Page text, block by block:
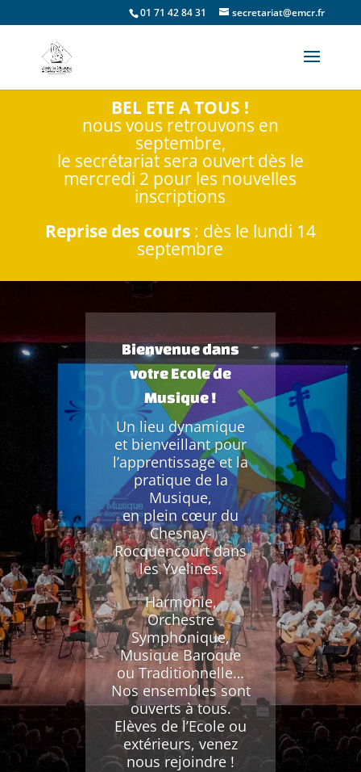
01 71 42 84 31 secretariat@emcr.fr
BEL ETE A TOUS !
nous vous retrouvons en
septembre,
le secrétariat sera ouvert dès le
mercredi 2 pour les nouvelles
inscriptions
Reprise des cours: dès le lundi 14
septembre
Bienvenue dans
votre Ecole de
Musique !
Un lieu dynamique
et bienveillant pour
l’apprentissage et la
pratique de la
Musique,
en plein cœur du
Chesnay-
Rocquencourt dans
les Yvelines.
Harmonie,
Orchestre
Symphonique,
Musique Baroque
ou Traditionnelle…
Nos ensembles sont
ouverts à tous.
Elèves de l’Ecole ou
extérieurs, venez
nous rejoindre !